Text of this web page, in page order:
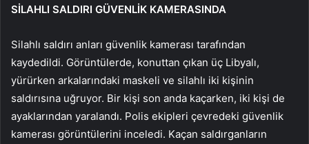
SİLAHLI SALDIRI GÜVENLİK KAMERASINDA
Silahlı saldırı anları güvenlik kamerası tarafından
kaydedildi. Görüntülerde, konuttan çıkan üç Libyalı,
yürürken arkalarındaki maskeli ve silahlı iki kişinin
saldırısına uğruyor. Bir kişi son anda kaçarken, iki kişi de
ayaklarından yaralandı. Polis ekipleri çevredeki güvenlik
kamerası görüntülerini inceledi. Kaçan saldırganların